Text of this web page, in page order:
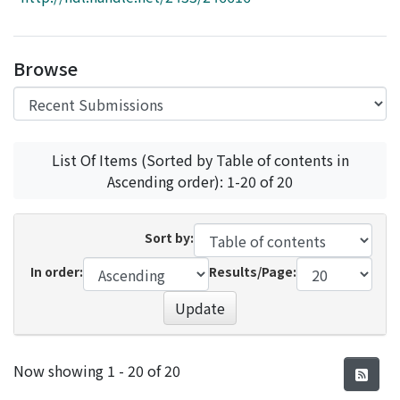
Access Statistics
Browse
List Of Items (Sorted by Table of contents in
Ascending order): 1-20 of 20
Sort by:
In order:
Results/Page:
Update
Recent Submissions
Now showing 1 - 20 of 20